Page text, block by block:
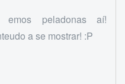
peladonas aí!
a se mostrar! :P